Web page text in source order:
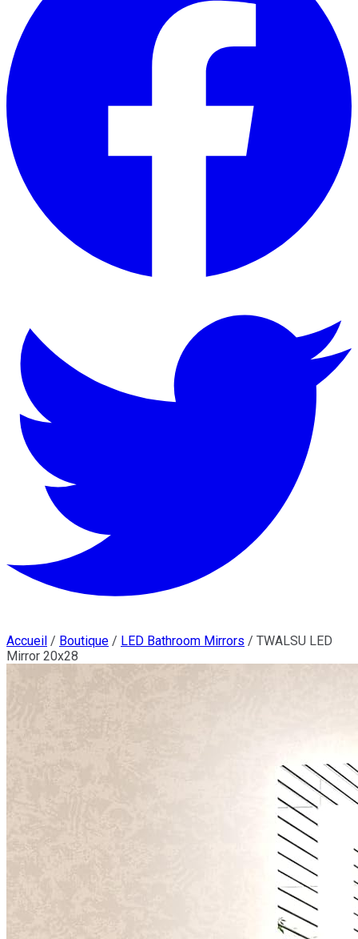
Accueil / Boutique / LED Bathroom Mirrors / TWALSU LED
Mirror 20x28